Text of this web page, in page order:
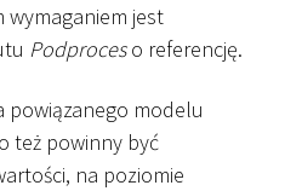
wymaganiem jest
Podproceso referencję.
powiązanego modelu
też powinny być
na poziomie